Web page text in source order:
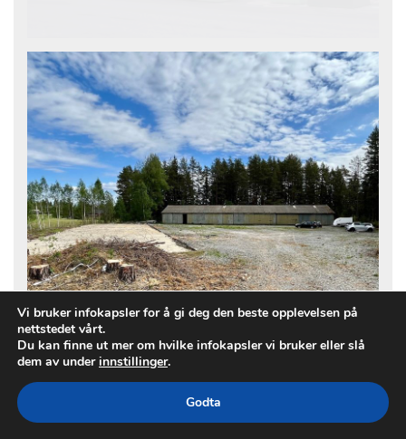
Vi bruker infokapsler for å gi deg den beste opplevelsen på
nettstedet vårt.
Du kan finne ut mer om hvilke infokapsler vi bruker eller slå
dem av underinnstillinger.
Godta